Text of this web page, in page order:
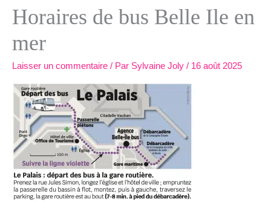
Horaires de bus Belle Ile en
mer
Laisser un commentaire / Par Sylvaine Joly / 16 août 2025